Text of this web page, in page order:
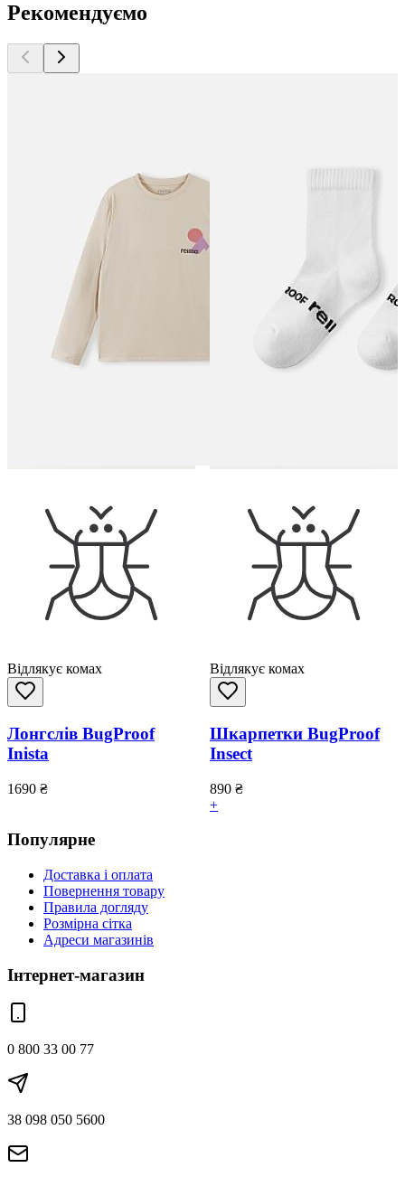
Рекомендуємо
Відлякує комах
Лонгслів BugProof
Inista
1690 ₴
Відлякує комах
Шкарпетки BugProof
Insect
890 ₴
+
Популярне
Доставка і оплата
Повернення товару
Правила догляду
Розмірна сітка
Адреси магазинів
Інтернет-магазин
0 800 33 00 77
38 098 050 5600